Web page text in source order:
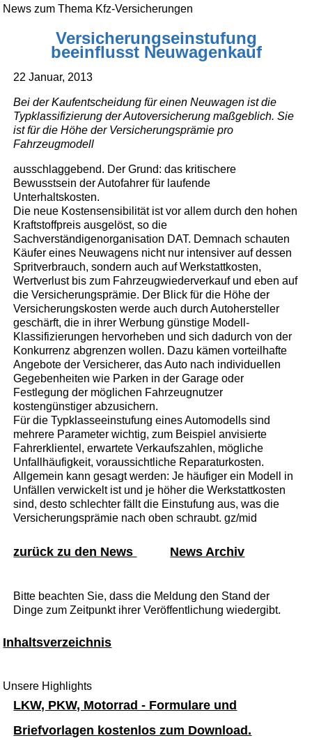
News zum Thema Kfz-Versicherungen
Versicherungseinstufung
beeinflusst Neuwagenkauf
22 Januar, 2013
Bei der Kaufentscheidung für einen Neuwagen ist die
Typklassifizierung der Autoversicherung maßgeblich. Sie
ist für die Höhe der Versicherungsprämie pro
Fahrzeugmodell
ausschlaggebend. Der Grund: das kritischere
Bewusstsein der Autofahrer für laufende
Unterhaltskosten.
Die neue Kostensensibilität ist vor allem durch den hohen
Kraftstoffpreis ausgelöst, so die
Sachverständigenorganisation DAT. Demnach schauten
Käufer eines Neuwagens nicht nur intensiver auf dessen
Spritverbrauch, sondern auch auf Werkstattkosten,
Wertverlust bis zum Fahrzeugwiederverkauf und eben auf
die Versicherungsprämie. Der Blick für die Höhe der
Versicherungskosten werde auch durch Autohersteller
geschärft, die in ihrer Werbung günstige Modell-
Klassifizierungen hervorheben und sich dadurch von der
Konkurrenz abgrenzen wollen. Dazu kämen vorteilhafte
Angebote der Versicherer, das Auto nach individuellen
Gegebenheiten wie Parken in der Garage oder
Festlegung der möglichen Fahrzeugnutzer
kostengünstiger abzusichern.
Für die Typklasseeinstufung eines Automodells sind
mehrere Parameter wichtig, zum Beispiel anvisierte
Fahrerklientel, erwartete Verkaufszahlen, mögliche
Unfallhäufigkeit, voraussichtliche Reparaturkosten.
Allgemein kann gesagt werden: Je häufiger ein Modell in
Unfällen verwickelt ist und je höher die Werkstattkosten
sind, desto schlechter fällt die Einstufung aus, was die
Versicherungsprämie nach oben schraubt. gz/mid
zurück zu den News News Archiv
Bitte beachten Sie, dass die Meldung den Stand der
Dinge zum Zeitpunkt ihrer Veröffentlichung wiedergibt.
Inhaltsverzeichnis
Unsere Highlights
LKW, PKW, Motorrad - Formulare und
Briefvorlagen kostenlos zum Download.